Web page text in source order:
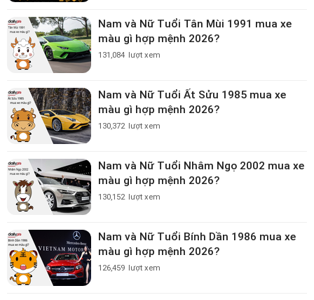
Nam và Nữ Tuổi Tân Mùi 1991 mua xe
màu gì hợp mệnh 2026?
131,084 lượt xem
Nam và Nữ Tuổi Ất Sửu 1985 mua xe
màu gì hợp mệnh 2026?
130,372 lượt xem
Nam và Nữ Tuổi Nhâm Ngọ 2002 mua xe
màu gì hợp mệnh 2026?
130,152 lượt xem
Nam và Nữ Tuổi Bính Dần 1986 mua xe
màu gì hợp mệnh 2026?
126,459 lượt xem